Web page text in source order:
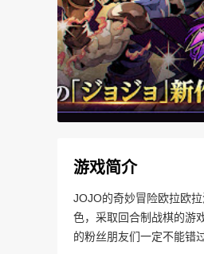
游戏简介
JOJO的奇妙冒险欧拉欧
色，采取回合制战棋的游
的粉丝朋友们一定不能错过